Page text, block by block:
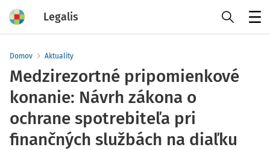
Legalis
Domov Aktuality
Medzirezortné pripomienkové
konanie: Návrh zákona o
ochrane spotrebiteľa pri
finančných službách na diaľku